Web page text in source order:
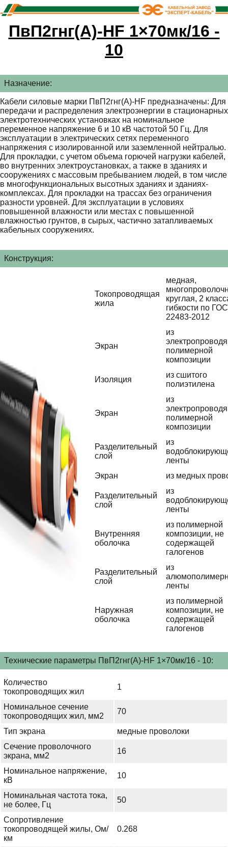
ПвП2гнг(А)-HF 1×70мк/16 -
10
Назначение:
Кабели силовые марки ПвП2гнг(А)-HF предназначены: Для
передачи и распределения электроэнергии в стационарных
электротехнических установках на номинальное
переменное напряжение 6 и 10 кВ частотой 50 Гц. Для
эксплуатации в электрических сетях переменного
напряжения с изолированной или заземленной нейтралью.
Для прокладки, с учетом объема горючей нагрузки кабелей,
во внутренних электроустановках, а также в зданиях и
сооружениях с массовым пребыванием людей, в том числе
в многофункциональных высотных зданиях и зданиях-
комплексах. Для прокладки на трассах без ограничения
разности уровней. Для эксплуатации в условиях
повышенной влажности или местах с повышенной
влажностью грунтов, в сырых, частично затапливаемых
кабельных сооружениях.
Конструкция:
Токопроводящая
жила
медная,
круглая, 2
гибкости по
22483-2012
Экран
из
полимерной
композиции
Изоляция
из сшитого
полиэтилена
Экран
из
полимерной
композиции
Разделительный
слой
из
ленты
Экран
из медных
Разделительный
слой
из
ленты
Внутренняя
оболочка
из полимерной
композиции, не
содержащей
галогенов
Разделительный
слой
из
ленты
Наружная
оболочка
из полимерной
композиции, не
содержащей
галогенов
Технические параметры ПвП2гнг(А)-HF 1×70мк/16 - 10:
Количество
токопроводящих жил
1
Номинальное сечение
токопроводящих жил, мм2
70
Тип экрана
медные проволоки
Сечение проволочного
экрана, мм2
16
Номинальное напряжение,
кВ
10
Номинальная частота тока,
не более, Гц
50
Сопротивление
токопроводящей жилы, Ом/
км
0.268